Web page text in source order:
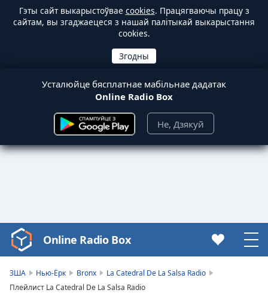
Гэты сайт выкарыстоўвае cookies. Працягваючы працу з
сайтам, вы згаджаецеся з нашай палітыкай выкарыстання
cookies.
Усталюйце бясплатнае мабільнае дадатак
Online Radio Box
Не, Дзякуй
Video
Player
loading.
Online Radio Box
ЗША Нью-Ёрк Bronx
La Catedral De La Salsa Radio
Плейлист La Catedral De La Salsa Radio